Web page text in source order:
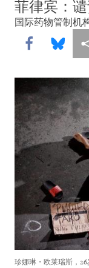
菲律宾：
国际药物管制机
Share this via
Share
珍娜琳・欧莱瑞斯，